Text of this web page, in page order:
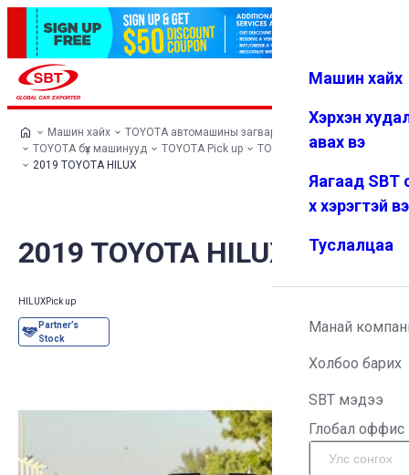
Дуртай Цэс
Машин хайх
Хэрхэн
авах вэ
Яагаад SBT
х хэрэгтэй
Туслалцаа
Манай
Холбоо барих
SBT мэдээ
Глобал оффис
Машин хайх
TOYOTA автомашины загварууд
TOYOTA бүх машинууд
TOYOTA Pick up
TOYOTA HILUX
2019 TOYOTA HILUX
2019 TOYOTA HILUX
HILUXPick up